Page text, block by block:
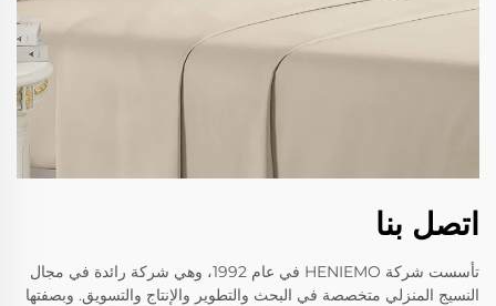
اتصل بنا
تأسست شركة HENIEMO في عام 1992، وهي شركة رائدة في مجال
النسيج المنزلي متخصصة في البحث والتطوير والإنتاج والتسويق. وبصفتها